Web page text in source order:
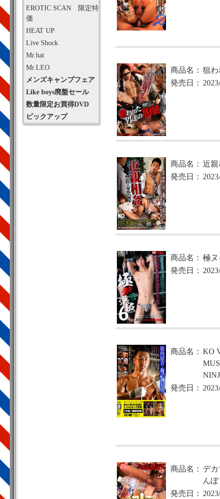
EROTIC SCAN 限定特
価
HEAT UP
Live Shock
Mr.hat
Mr.LEO
メンズキャンプフェア
Like boys廃盤セール
数量限定お買得DVD
ピックアップ
商品名： 狙
発売日：
商品名： 近
発売日：
商品名： 極ヌ
発売日：
商品名： KO
発売日：
商品名： デ
んぽ
発売日：